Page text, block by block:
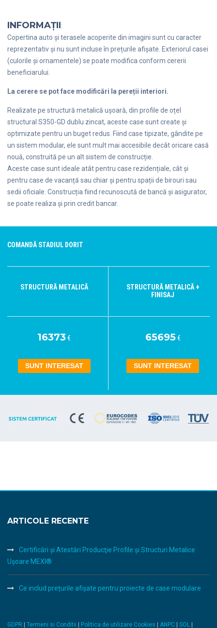
INFORMAȚII:
Copertina auto și terasele acoperite din imagini sunt cu caracter
reprezentativ și nu sunt incluse în prețurile afișate. Exteriorul casei
(culorile și ornamentele) se poate modifica conform cererii
beneficiarului.
La cerere se pot face modificări la pereții interiori.
Realizate pe structură metalică ușoară, din profile de oțel
structural S350-GD dublu zincat, aceste case sunt create și
optimizate pentru un buget redus. Fiind case tipizate, gândite pe
un sistem modular, ele sunt mult mai accesibile decât oricare casă
nouă, construită pe un alt sistem de construcție.
Aceste case sunt ideale atât pentru case rezidențiale, cât și
pentru case de vacanță sau chiar și pentru spații de birouri sau
sedii oficiale. Construcția fiind recunoscută de bancă și asigurator,
se poate realiza și prin credit bancar.
COMANDĂ STADIUL DORIT
STRUCTURĂ METALICĂ
STRUCTURĂ METALICĂ +
FINISAJ
16373€
SUNT INTERESAT
65695€
SUNT INTERESAT
ARTICOLE RECENTE
Certificări şi Atestări Producţie Profile şi Structuri Metalice
Uşoare MEXI®
Ce includ prețurile afișate pentru proiecte de case modulare
GDPR | Termeni si Conditii | Politica de utilizare Cookies | ANPC | SOL |